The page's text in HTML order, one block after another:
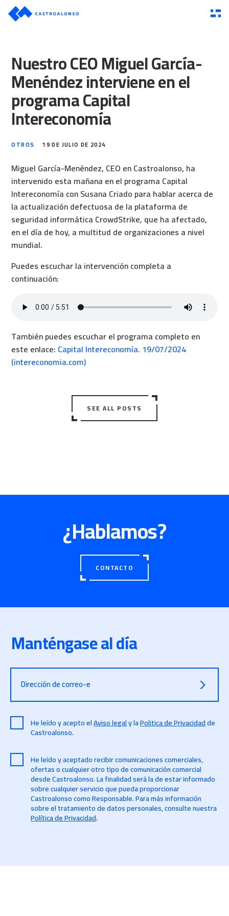
Nuestro CEO Miguel García-
Menéndez interviene en el
programa Capital
Intereconomía
OTROS 19 DE JULIO DE 2024
Miguel García-Menéndez, CEO en Castroalonso, ha
intervenido esta mañana en el programa Capital
Intereconomía con Susana Criado para hablar acerca de
la actualización defectuosa de la plataforma de
seguridad informática CrowdStrike, que ha afectado,
en el día de hoy, a multitud de organizaciones a nivel
mundial.
Puedes escuchar la intervención completa a
continuación:
También puedes escuchar el programa completo en
este enlace: Capital Intereconomía. 19/07/2024
(intereconomia.com)
SEE ALL POSTS
¿Hablamos?
CONTACTO
Manténgase al día
Dirección de correo-e
He leído y acepto elAviso legaly laPolitica de Privacidadde
Castroalonso.
He leído y aceptado recibir comunicaciones comerciales,
ofertas o cualquier otro tipo de comunicación comercial
desde Castroalonso. La finalidad será la de estar informado
sobre cualquier servicio que pueda proporcionar
Castroalonso como Responsable. Para más información
sobre el tratamiento de datos personales, consulte nuestra
Política de Privacidad.